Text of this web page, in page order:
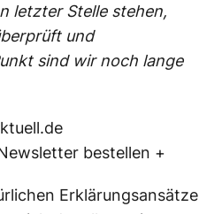
letzter Stelle stehen,
und
sind wir noch lange
bestellen +
Erklärungsansätze